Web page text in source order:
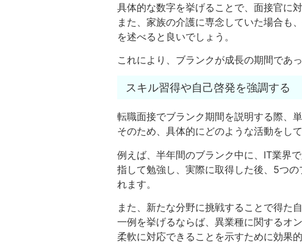
具体的な数字を挙げることで、面接官に
また、家族の介護に専念していた場合も
を述べると良いでしょう。
これにより、ブランクが成長の期間であ
スキル習得や自己啓発を強調する
転職面接でブランク期間を説明する際、
そのため、具体的にどのような活動をし
例えば、半年間のブランク中に、IT業界
指して勉強し、実際に取得した後、5つ
れます。
また、新たな分野に挑戦することで得た
一例を挙げるならば、異業種に関するオ
柔軟に対応できることを示すために効果的